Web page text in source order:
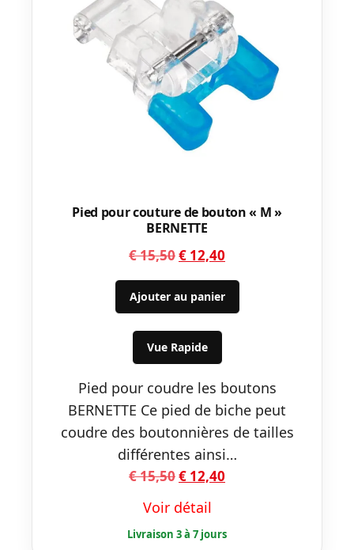
Pied pour couture de bouton « M »
BERNETTE
€15,50Le
prix
initial
était :
€ 15,50.
€ 12,40
prix
actuel
est :
Ajouter au panier
Vue Rapide
Pied pour coudre les boutons
BERNETTE Ce pied de biche peut
coudre des boutonnières de tailles
différentes ainsi…
€15,50Le
initial
était :
€ 12,40
est :
Voir détail